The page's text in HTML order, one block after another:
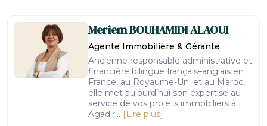
MeriemBOUHAMIDI ALAOUI
Agente Immobilière & Gérante
Ancienne responsable administrative et
financière bilingue français–anglais en
France, au Royaume-Uni et au Maroc,
elle met aujourd’hui son expertise au
service de vos projets immobiliers à
Agadir... [Lire plus]